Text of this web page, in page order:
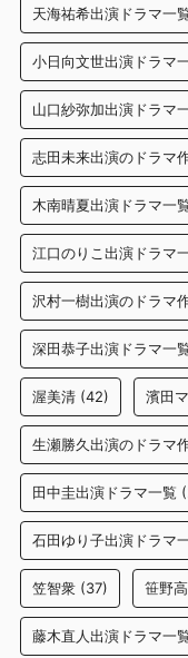
天海祐希出演ドラマ一
小日向文世出演ドラマ
山口紗弥加出演ドラマ
志田未来出演のドラマ
木南晴夏出演ドラマ一
江口のりこ出演ドラマ
沢村一樹出演のドラマ
深田恭子出演ドラマ一
渥美清 (42) 濱田
生瀬勝久出演のドラマ
田中圭出演ドラマ一覧
石田ゆり子出演ドラマ
笠智衆 (37) 笹野
藤木直人出演ドラマ一